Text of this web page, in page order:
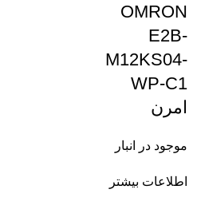
OMRON
E2B-
M12KS04-
WP-C1
امرن
موجود در انبار
اطلاعات بیشتر